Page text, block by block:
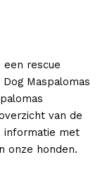
een rescue
Maspalomas
van de
informatie met
onze honden.